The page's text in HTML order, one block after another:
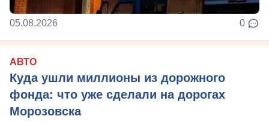
05.08.2026 0
АВТО
Куда ушли миллионы из дорожного
фонда: что уже сделали на дорогах
Морозовска